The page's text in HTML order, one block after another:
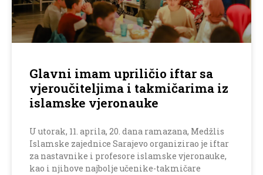
Glavni imam upriličio iftar sa
vjeroučiteljima i takmičarima iz
islamske vjeronauke
U utorak, 11. aprila, 20. dana ramazana, Medžlis
Islamske zajednice Sarajevo organizirao je iftar
za nastavnike i profesore islamske vjeronauke,
kao i njihove najbolje učenike-takmičare